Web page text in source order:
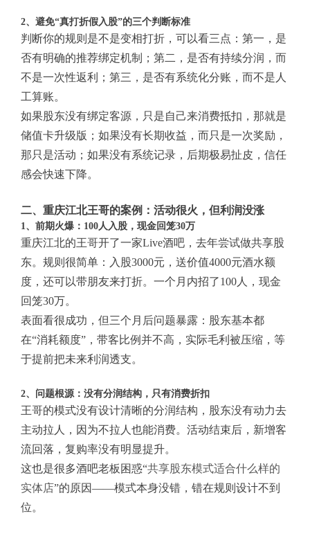
2、避免“真打折假入股”的三个判断标准
判断你的规则是不是变相打折，可以看三点：第一，是
否有明确的推荐绑定机制；第二，是否有持续分润，而
不是一次性返利；第三，是否有系统化分账，而不是人
工算账。
如果股东没有绑定客源，只是自己来消费抵扣，那就是
储值卡升级版；如果没有长期收益，而只是一次奖励，
那只是活动；如果没有系统记录，后期极易扯皮，信任
感会快速下降。
二、重庆江北王哥的案例：活动很火，但利润没涨
1、前期火爆：100人入股，现金回笼30万
重庆江北的王哥开了一家Live酒吧，去年尝试做共享股
东。规则很简单：入股3000元，送价值4000元酒水额
度，还可以带朋友来打折。一个月内招了100人，现金
回笼30万。
表面看很成功，但三个月后问题暴露：股东基本都
在“消耗额度”，带客比例并不高，实际毛利被压缩，等
于提前把未来利润透支。
2、问题根源：没有分润结构，只有消费折扣
王哥的模式没有设计清晰的分润结构，股东没有动力去
主动拉人，因为不拉人也能消费。活动结束后，新增客
流回落，复购率没有明显提升。
这也是很多酒吧老板困惑“共享股东模式适合什么样的
实体店”的原因——模式本身没错，错在规则设计不到
位。